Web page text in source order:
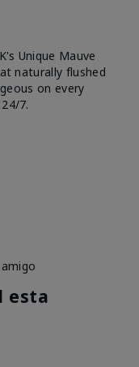
Unique Mauve
naturally flushed
on every
7.
esta